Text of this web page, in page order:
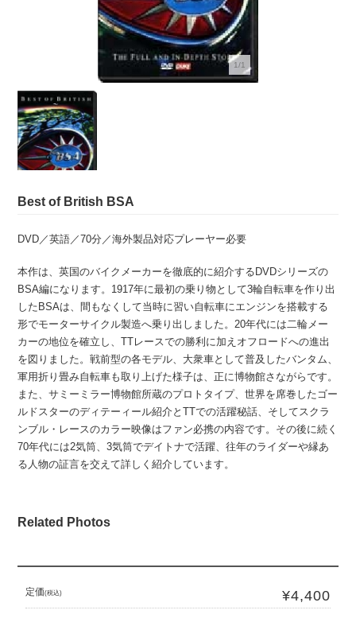
1/1
Best of British BSA
DVD／英語／70分／海外製品対応プレーヤー必要
本作は、英国のバイクメーカーを徹底的に紹介するDVDシリーズの
BSA編になります。1917年に最初の乗り物として3輪自転車を作り出
したBSAは、間もなくして当時に習い自転車にエンジンを搭載する
形でモーターサイクル製造へ乗り出しました。20年代には二輪メー
カーの地位を確立し、TTレースでの勝利に加えオフロードへの進出
を図りました。戦前型の各モデル、大衆車として普及したバンタム、
軍用折り畳み自転車も取り上げた様子は、正に博物館さながらです。
また、サミーミラー博物館所蔵のプロトタイプ、世界を席巻したゴー
ルドスターのディテーィール紹介とTTでの活躍秘話、そしてスクラ
ンブル・レースのカラー映像はファン必携の内容です。その後に続く
70年代には2気筒、3気筒でデイトナで活躍、往年のライダーや縁あ
る人物の証言を交えて詳しく紹介しています。
Related Photos
定価(税込) ¥4,400